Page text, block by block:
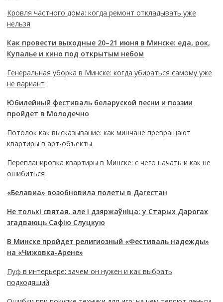
Кровля частного дома: когда ремонт откладывать уже
нельзя
Как провести выходные 20–21 июня в Минске: еда, рок,
Купалье и кино под открытым небом
Генеральная уборка в Минске: когда убираться самому уже
не вариант
Юбилейный фестиваль беларуской песни и поэзии
пройдет в Молодечно
Потолок как высказывание: как минчане превращают
квартиры в арт-объекты
Перепланировка квартиры в Минске: с чего начать и как не
ошибиться
«Белавиа» возобновила полеты в Дагестан
Не толькі святая, але і дзяржаўніца: у Старых Дарогах
згадваюць Сафію Слуцкую
В Минске пройдет религиозный «Фестиваль надежды»
на «Чижовка-Арене»
Пуф в интерьере: зачем он нужен и как выбрать
подходящий